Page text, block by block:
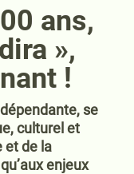
ans,
»,
!
se
culturel et
et de la
enjeux